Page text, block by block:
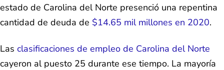
estado de Carolina del Norte presenció una repentina
cantidad de deuda de $14.65 mil millones en 2020.
Las clasificaciones de empleo de Carolina del Norte
cayeron al puesto 25 durante ese tiempo. La mayoría